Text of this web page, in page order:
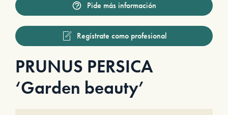
Pide más información
Regístrate como profesional
PRUNUS PERSICA
‘Garden beauty’